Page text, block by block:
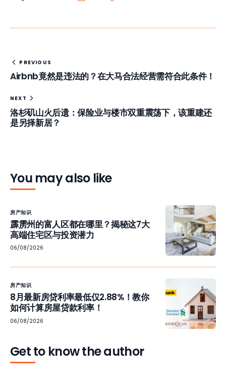
PREVIOUS
Airbnb竟然是违法的？在大马合法经营需符合此条件！
NEXT
洛杉矶山火后遗：保险业与楼市双重震荡下，该重建还
是另择新居？
You may also like
房产知识
霹雳州的富人区都在哪里？揭秘这7大
高端住宅区与投资潜力
06/08/2026
房产知识
8月最新房贷利率最低仅2.88%！教你
如何计算房屋贷款利率！
06/08/2026
Get to know the author